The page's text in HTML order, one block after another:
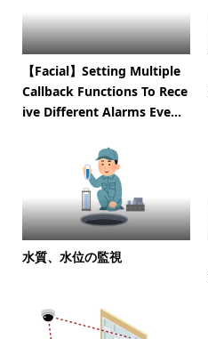
【Facial】Setting Multiple
Callback Functions To Rece
ive Different Alarms Eve...
水質、水位の監視